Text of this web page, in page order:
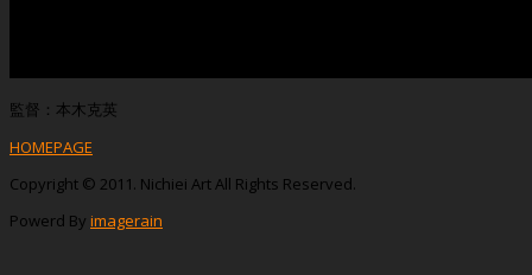
監督：本木克英
HOMEPAGE
Copyright © 2011. Nichiei Art All Rights Reserved.
Powerd By imagerain